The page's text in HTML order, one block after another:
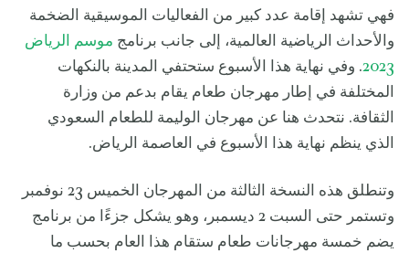
فهي تشهد إقامة عدد كبير من الفعاليات الموسيقية الضخمة
والأحداث الرياضية العالمية، إلى جانب برنامج موسم الرياض
2023. وفي نهاية هذا الأسبوع ستحتفي المدينة بالنكهات
المختلفة في إطار مهرجان طعام يقام بدعم من وزارة
الثقافة. نتحدث هنا عن مهرجان الوليمة للطعام السعودي
الذي ينظم نهاية هذا الأسبوع في العاصمة الرياض.
وتنطلق هذه النسخة الثالثة من المهرجان الخميس 23 نوفمبر
وتستمر حتى السبت 2 ديسمبر، وهو يشكل جزءًا من برنامج
يضم خمسة مهرجانات طعام ستقام هذا العام بحسب ما